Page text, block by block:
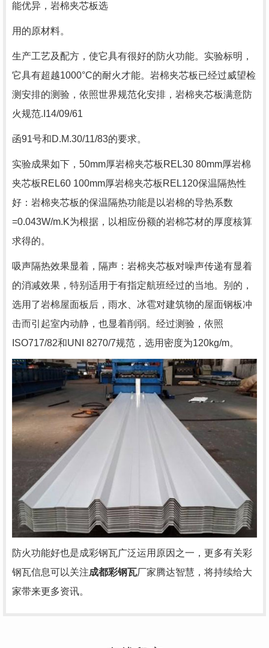
能优异，岩棉夹芯板选
用的原材料。
生产工艺及配方，使它具有很好的防火功能。实验标明，
它具有超越1000°C的耐火才能。岩棉夹芯板已经过威望检
测安排的测验，依照世界规范化安排，岩棉夹芯板满意防
火规范.I14/09/61
函91号和D.M.30/11/83的要求。
实验成果如下，50mm厚岩棉夹芯板REL30 80mm厚岩棉
夹芯板REL60 100mm厚岩棉夹芯板REL120保温隔热性
好：岩棉夹芯板的保温隔热功能是以岩棉的导热系数
=0.043W/m.K为根据，以相应份额的岩棉芯材的厚度核算
求得的。
吸声隔热效果显着，隔声：岩棉夹芯板对噪声传递有显着
的消减效果，特别适用于有指定航班经过的当地。别的，
选用了岩棉屋面板后，雨水、冰雹对建筑物的屋面钢板冲
击而引起室内动静，也显着削弱。经过测验，依照
ISO717/82和UNI 8270/7规范，选用密度为120kg/m。
防火功能好也是成彩钢瓦广泛运用原因之一，更多有关彩
钢瓦信息可以关注成都彩钢瓦厂家腾达智慧，将持续给大
家带来更多资讯。